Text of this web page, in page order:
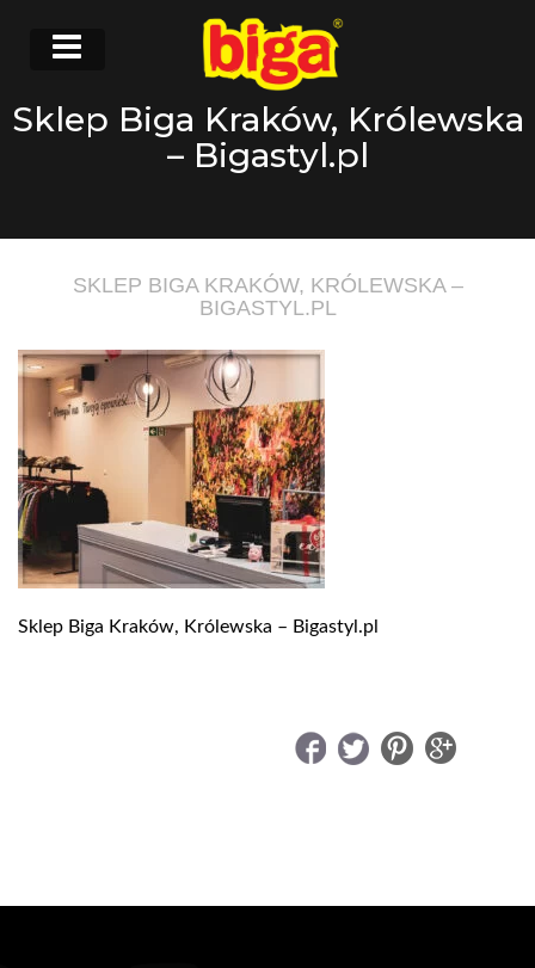
Sklep Biga Kraków, Królewska
– Bigastyl.pl
SKLEP BIGA KRAKÓW, KRÓLEWSKA –
BIGASTYL.PL
Sklep Biga Kraków, Królewska – Bigastyl.pl